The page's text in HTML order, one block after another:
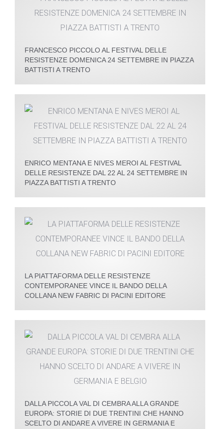
FRANCESCO PICCOLO AL FESTIVAL DELLE
RESISTENZE DOMENICA 24 SETTEMBRE IN PIAZZA
BATTISTI A TRENTO
ENRICO MENTANA E NIVES MEROI AL FESTIVAL
DELLE RESISTENZE DAL 22 AL 24 SETTEMBRE IN
PIAZZA BATTISTI A TRENTO
LA PIATTAFORMA DELLE RESISTENZE
CONTEMPORANEE VINCE IL BANDO DELLA
COLLANA NEW FABRIC DI PACINI EDITORE
DALLA PICCOLA VAL DI CEMBRA ALLA GRANDE
EUROPA: STORIE DI DUE TRENTINI CHE HANNO
SCELTO DI ANDARE A VIVERE IN GERMANIA E